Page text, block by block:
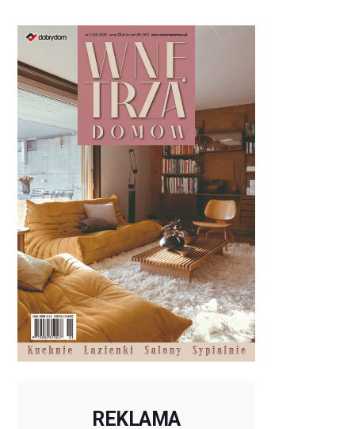
REKLAMA